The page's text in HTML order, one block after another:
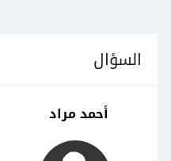
السؤال
أحمد مراد